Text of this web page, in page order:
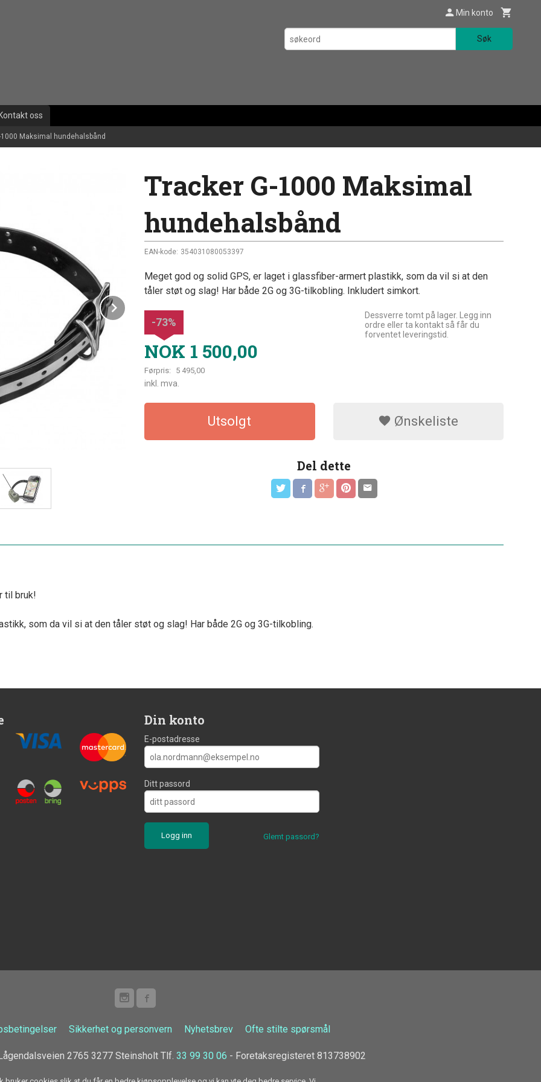
Min konto
Søk
oss
Maksimal hundehalsbånd
Tracker G-1000 Maksimal
hundehalsbånd
EAN-kode: 354031080053397
Meget god og solid GPS, er laget i glassfiber-armert plastikk, som da vil si at den
tåler støt og slag! Har både 2G og 3G-tilkobling. Inkludert simkort.
NOK 1 500,00
Førpris: 5 495,00
Rabatt
-73%
inkl. mva.
Dessverre tomt på lager. Legg inn
ordre eller ta kontakt så får du
forventet leveringstid.
Utsolgt Ønskeliste
Del dette
til bruk!
som da vil si at den tåler støt og slag! Har både 2G og 3G-tilkobling.
Din konto
E-postadresse
Ditt passord
Glemt passord?
Sikkerhet og personvern Nyhetsbrev Ofte stilte spørsmål
2765 3277 Steinsholt Tlf. 33 99 30 06 - Foretaksregisteret 813738902